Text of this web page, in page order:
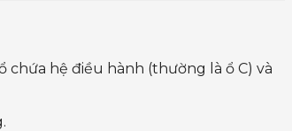
chứa hệ điều hành (thường là ổ C) và